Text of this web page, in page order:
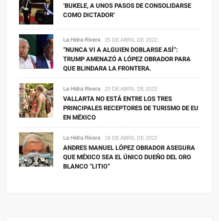
‘BUKELE, A UNOS PASOS DE CONSOLIDARSE
COMO DICTADOR’
La Hidra Rivera 25 DE ABRIL DE 2022
“NUNCA VI A ALGUIEN DOBLARSE ASÍ”:
TRUMP AMENAZÓ A LÓPEZ OBRADOR PARA
QUE BLINDARA LA FRONTERA.
La Hidra Rivera 20 DE ABRIL DE 2022
VALLARTA NO ESTÁ ENTRE LOS TRES
PRINCIPALES RECEPTORES DE TURISMO DE EU
EN MÉXICO
La Hidra Rivera 18 DE ABRIL DE 2022
ANDRES MANUEL LÓPEZ OBRADOR ASEGURA
QUE MÉXICO SEA EL ÚNICO DUEÑO DEL ORO
BLANCO “LITIO”